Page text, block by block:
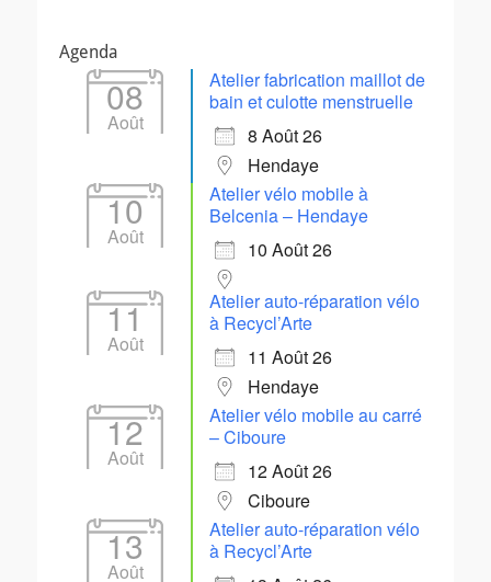
Agenda
08
Août
Atelier fabrication maillot de
bain et culotte menstruelle
8 Août 26
Hendaye
10
Août
Atelier vélo mobile à
Belcenia – Hendaye
10 Août 26
11
Août
Atelier auto-réparation vélo
à Recycl’Arte
11 Août 26
Hendaye
12
Août
Atelier vélo mobile au carré
– Ciboure
12 Août 26
Ciboure
13
Août
Atelier auto-réparation vélo
à Recycl’Arte